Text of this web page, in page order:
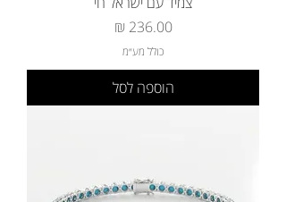
מחיר‏236.00 ‏₪
כולל מע״מ
הוספה לסל